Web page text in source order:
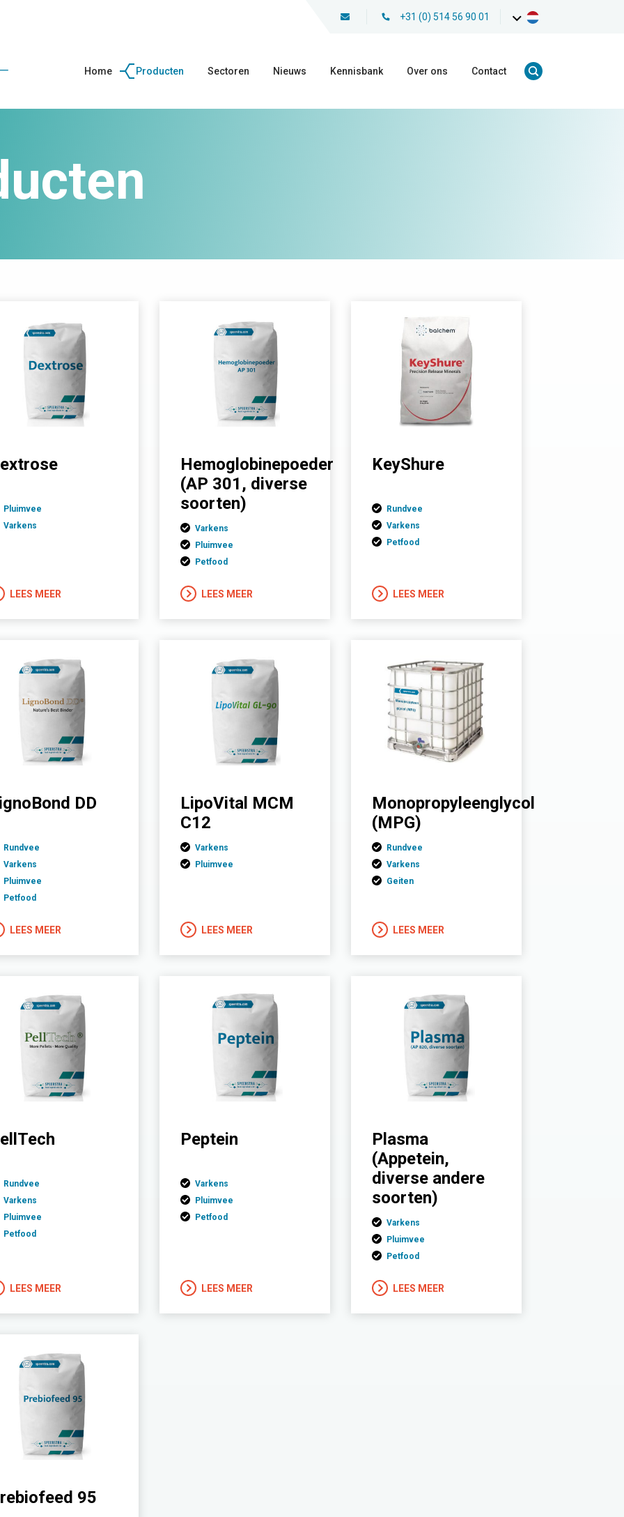
+31 (0) 514 56 90 01
Home Producten Sectoren Nieuws Kennisbank Over ons Contact
Pluimvee
Varkens
LEES MEER
Hemoglobinepoeder
(AP 301, diverse
soorten)
Varkens
Pluimvee
Petfood
LEES MEER
KeyShure
Rundvee
Varkens
Petfood
LEES MEER
DD
Rundvee
Varkens
Pluimvee
Petfood
LEES MEER
LipoVital MCM
C12
Varkens
Pluimvee
LEES MEER
Monopropyleenglycol
(MPG)
Rundvee
Varkens
Geiten
LEES MEER
Rundvee
Varkens
Pluimvee
Petfood
LEES MEER
Peptein
Varkens
Pluimvee
Petfood
LEES MEER
Plasma
(Appetein,
diverse andere
soorten)
Varkens
Pluimvee
Petfood
LEES MEER
95